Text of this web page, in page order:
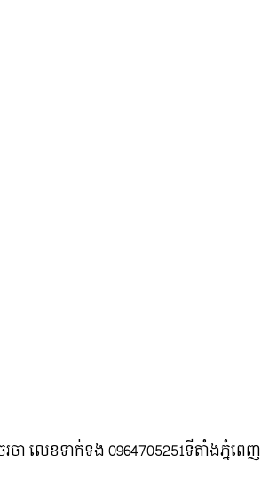
រចា លេខទាក់ទង 0964705251ទីតាំងភ្នំពេញ